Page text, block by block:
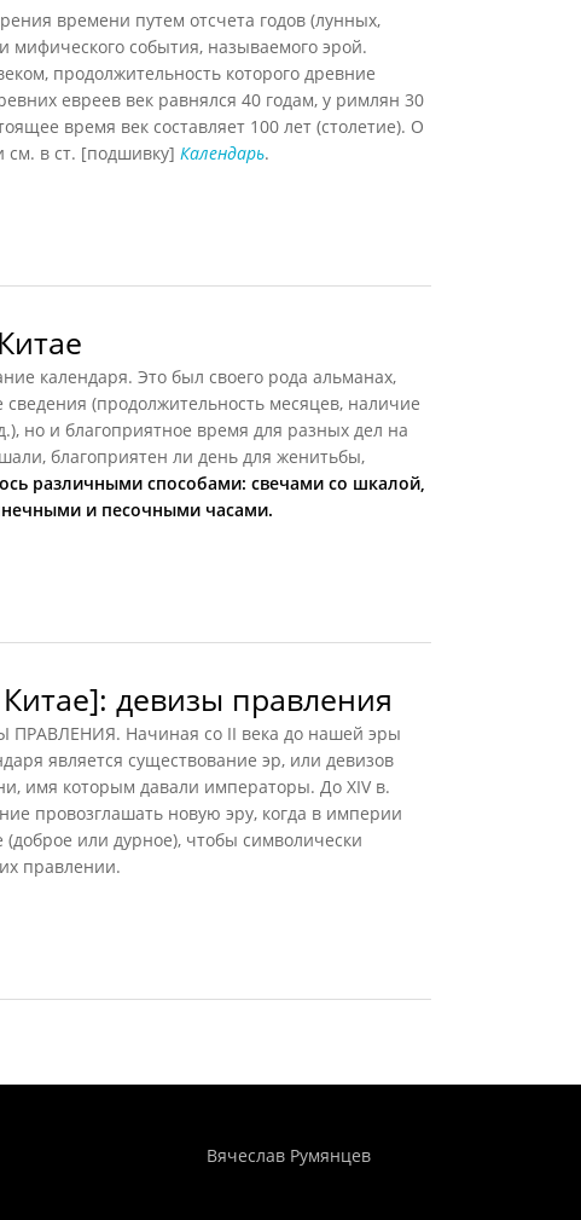
времени путем отсчета годов (лунных,
мифического события, называемого эрой.
продолжительность которого древние
евреев век равнялся 40 годам, у римлян 30
время век составляет 100 лет (столетие). О
см. в ст. [подшивку] Календарь.
календаря. Это был своего рода альманах,
(продолжительность месяцев, наличие
но и благоприятное время для разных дел на
благоприятен ли день для женитьбы,
различными способами: свечами со шкалой,
и песочными часами.
девизы правления
Начиная со II века до нашей эры
является существование эр, или девизов
имя которым давали императоры. До XIV в.
провозглашать новую эру, когда в империи
или дурное), чтобы символически
правлении.
Вячеслав Румянцев